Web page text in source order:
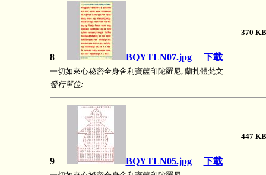
8 BQYTLN07.jpg 下載
370
一切如來心秘密全身舍利寶篋印陀羅尼, 蘭扎體梵文
發行單位:
9 BQYTLN05.jpg 下載
447